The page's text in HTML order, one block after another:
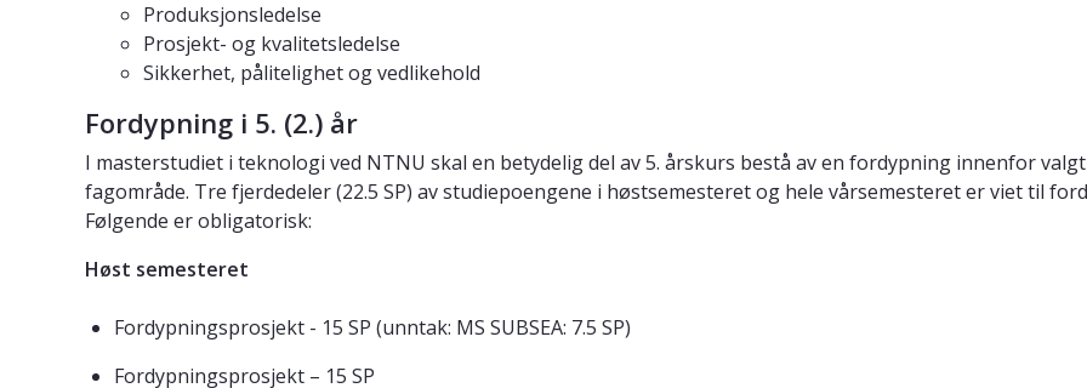
Produksjonsledelse
Prosjekt- og kvalitetsledelse
Sikkerhet, pålitelighet og vedlikehold
Fordypning i 5. (2.) år
I masterstudiet i teknologi ved NTNU skal en betydelig del av 5. årskurs bestå av en fordypning innenfor valgt
fagområde. Tre fjerdedeler (22.5 SP) av studiepoengene i høstsemesteret og hele vårsemesteret er viet til
Følgende er obligatorisk:
Høst semesteret
Fordypningsprosjekt - 15 SP (unntak: MS SUBSEA: 7.5 SP)
Fordypningsprosjekt – 15 SP